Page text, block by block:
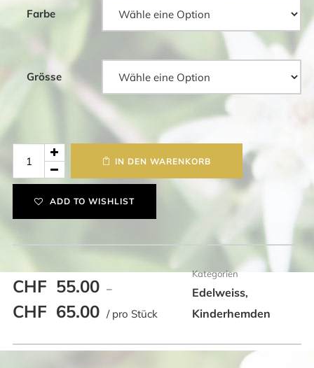
Farbe
Grösse
Edelweisshemd
kurzarm
IN DEN WARENKORB
ADD TO WISHLIST
CHF 55.00 –
CHF 65.00 / pro Stück
Kategorien
Edelweiss,
Kinderhemden